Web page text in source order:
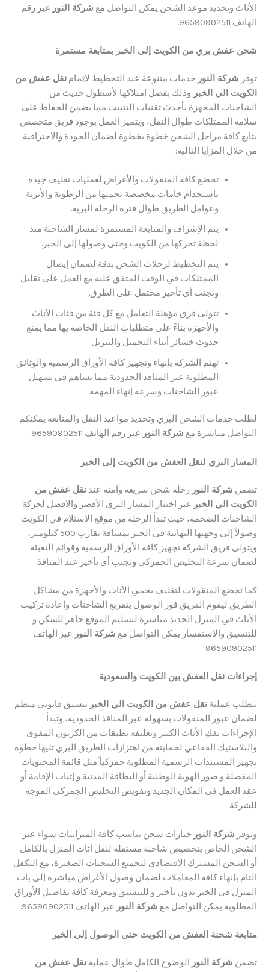
وتحديد موعد الشحن يمكن التواصل معشركة النورعبر رقم
بري من الكويت إلى الخبر بمتابعة مستمرة
النورخدمات متنوعة عند التخطيط لإتمامنقل عفش من
الي الخبروذلك بفضل امتلاكها لأسطول حديث من
المجهزة بأحدث تقنيات التثبيت مما يضمن الحفاظ على
الممتلكات طوال النقل، ويتميز العمل بوجود فريق متخصص
كافة مراحل الشحن خطوة بخطوة لضمان الجودة والاحترافية
المزايا التالية:
تخضع كافة المنقولات والأغراض لعمليات تغليف جيدة
باستخدام خامات مخصصة تحميها من الرطوبة والأتربة
وعوامل الطريق طوال فترة الرحلة البرية.
يتم الإشراف والمتابعة المستمرة لمسار الشاحنة منذ
لحظة تحركها من الكويت وحتى وصولها إلى الخبر.
يتم التخطيط لرحلات الشحن بدقة لضمان إيصال
الممتلكات في الوقت المتفق عليه مع العمل على تقليل
وتجنب أي تأخير محتمل على الطرق.
تتولى فرق مؤهلة التعامل مع كل فئة من فئات الأثاث
والأجهزة بناءً على متطلبات النقل الخاصة بها مما يمنع
حدوث خسائر أثناء التحميل والتنزيل.
تهتم الشركة بإنهاء وتجهيز كافة الأوراق الرسمية والوثائق
المطلوبة عبر المنافذ الحدودية مما يساهم في تسهيل
عبور الشاحنات وسرعة إنهاء المهمة.
الشحن البري وتحديد مواعيد النقل والمتابعة يمكنكم
مباشرة معشركة النورعبر رقم الهاتف 96590902511.
البري لنقل العفش من الكويت إلى الخبر
شركة النوررحلة شحن سريعة وآمنة عند نقل عفش من
الي الخبرعبر اختيار المسار البري الأقصر والافضل لحركة
الضخمة، حيث تبدأ الرحلة من موقع الاستلام في الكويت
وصولاً إلى وجهتها النهائية في الخبر بمسافة تقارب 500 كيلومتر، ​
فريق الشركة تجهيز كافة الأوراق الرسمية وقوائم التعبئة
سرعة التخليص الجمركي وتجنب أي تأخير عند المنافذ.
المنقولات لتغليف يحمي الأثاث والأجهزة من مشاكل
ليقوم الفريق فور الوصول بتفريغ الشاحنات وإعادة تركيب
في المنزل الجديد مباشرة لتسليم الموقع جاهز للسكن و
والاستفسار يمكن التواصل معشركة النورعبر الهاتف
نقل العفش بين الكويت والسعودية
عمليةنقل عفش من الكويت الي الخبرتنسيق قانوني منظم
عبور المنقولات بسهولة عبر المنافذ الحدودية، وتبدأ
بفك الأثاث الكبير وتغليفه بطبقات من الكرتون المقوى
الفقاعي لحمايته من اهتزازات الطريق البري تليها خطوة
المستندات الرسمية المطلوبة جمركياً مثل قائمة المحتويات
و صور الهوية الوطنية أو البطاقة المدنية و إثبات الإقامة أو
في المكان الجديد وتفويض التخليص الجمركي الموجه
شركة النورخيارات شحن تناسب كافة الميزانيات سواء عبر
الخاص بتخصيص شاحنة مستقلة لنقل أثاث المنزل بالكامل
المشترك الاقتصادي لتجميع الشحنات الصغيرة، مع التكفل
بإنهاء كافة المعاملات لضمان وصول الأغراض مباشرة إلى باب
في الخبر يدون تأخير و ​للتنسيق ومعرفة كافة تفاصيل الأوراق
يمكن التواصل معشركة النورعبر الهاتف 96590902511.
شحنة العفش من الكويت حتى الوصول إلى الخبر
شركة النورالوضوح الكامل طوال عملية نقل عفش من